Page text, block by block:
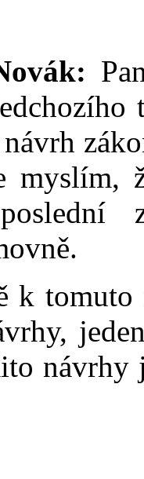
myslím,
k